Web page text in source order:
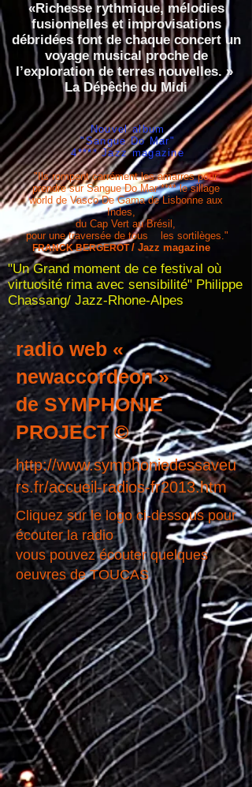
«Richesse rythmique, mélodies
fusionnelles et improvisations
débridées font de chaque concert un
voyage musical proche de
l’exploration de terres nouvelles. »
La Dépêche du Midi
Nouvel album
"Sangue Do Mar"
4**** Jazz magazine
"Ils rompent carrément les amarres pour
prendre sur Sangue Do Mar **** le sillage
world de Vasco De Gamade Lisbonne aux
Indes,
du Cap Vert au Brésil,
pour une traversée de tous les sortilèges."
FRANCK BERGEROT/ Jazz magazine
"Un Grand moment de ce festival où
virtuosité rima avec sensibilité" Philippe
Chassang/ Jazz-Rhone-Alpes
radio web «
newaccordeon »
de SYMPHONIE
PROJECT ©
http://www.symphoniedessaveu
rs.fr/accueil-radios-fr2013.htm
Cliquez sur le logo ci-dessous pour
écouter la radio
vous pouvez écouter quelques
oeuvres de TOUCAS